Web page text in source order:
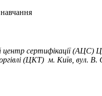
центр сертифікації (АЦС)
(ЦКТ) м. Київ, вул. B.